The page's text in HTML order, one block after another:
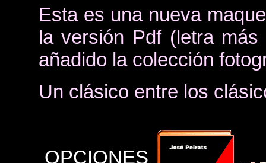
Esta es una nueva
la versión Pdf (letra
añadido la colección
Un clásico entre los
OPCIONES